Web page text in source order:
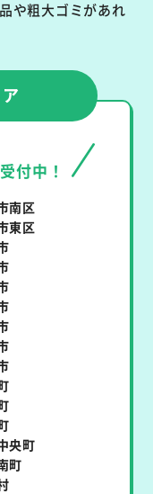
や粗大ゴミがあれ
付中！
南区
東区
央町
町